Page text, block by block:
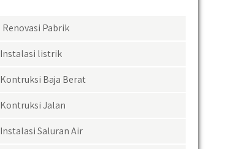
Renovasi Pabrik
Instalasi listrik
Kontruksi Baja Berat
Kontruksi Jalan
Instalasi Saluran Air